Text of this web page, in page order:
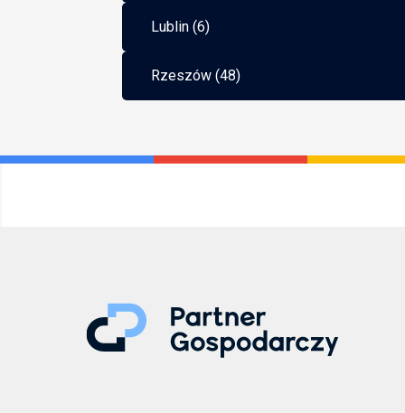
Lublin (6)
Rzeszów (48)